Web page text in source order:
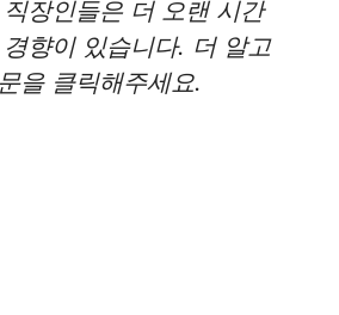
장인들은 더 오랜 시간
향이 있습니다. 더 알고
을 클릭해주세요.